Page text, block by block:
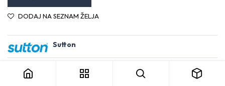
DODAJ NA SEZNAM ŽELJA
Sutton
Kategorija: Rezkarji VHM